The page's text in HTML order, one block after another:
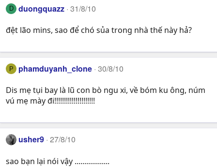
D duongquazz 31/8/10
đệt lão mins, sao để chó sủa trong nhà thế này hả?
P phamduyanh_clone 30/8/10
Dis mẹ tụi bay là lũ con bò ngu xi, về bóm ku ông, núm
vú mẹ mày đi!!!!!!!!!!!!!!!!!!!!!
usher9 27/8/10
sao bạn lại nói vậy ..................